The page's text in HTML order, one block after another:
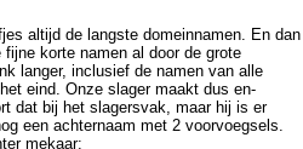
altijd de langste domeinnamen. En dan
korte namen al door de grote
langer, inclusief de namen van alle
eind. Onze slager maakt dus en-
dat bij het slagersvak, maar hij is er
een achternaam met 2 voorvoegsels.
mekaar: